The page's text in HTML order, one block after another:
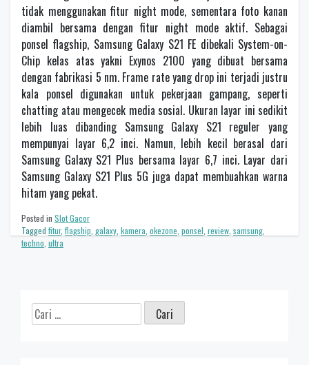
tidak menggunakan fitur night mode, sementara foto kanan
diambil bersama dengan fitur night mode aktif. Sebagai
ponsel flagship, Samsung Galaxy S21 FE dibekali System-on-
Chip kelas atas yakni Exynos 2100 yang dibuat bersama
dengan fabrikasi 5 nm. Frame rate yang drop ini terjadi justru
kala ponsel digunakan untuk pekerjaan gampang, seperti
chatting atau mengecek media sosial. Ukuran layar ini sedikit
lebih luas dibanding Samsung Galaxy S21 reguler yang
mempunyai layar 6,2 inci. Namun, lebih kecil berasal dari
Samsung Galaxy S21 Plus bersama layar 6,7 inci. Layar dari
Samsung Galaxy S21 Plus 5G juga dapat membuahkan warna
hitam yang pekat.
Posted in Slot Gacor
Tagged fitur, flagship galaxy kamera okezone ponsel review samsung
techno ultra
Cari
untuk: